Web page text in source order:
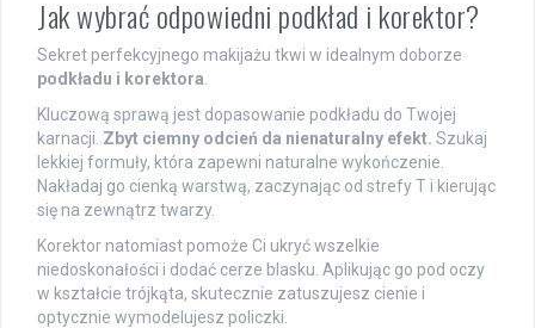
Jak wybrać odpowiedni podkład i korektor?
Sekret perfekcyjnego makijażu tkwi w idealnym doborze
podkładu i korektora
Kluczową sprawą jest dopasowanie podkładu do Twojej
karnacji. Zbyt ciemny odcień da nienaturalny efekt. Szukaj
lekkiej formuły, która zapewni naturalne wykończenie.
Nakładaj go cienką warstwą, zaczynając od strefy T i kierując
się na zewnątrz twarzy.
Korektor natomiast pomoże Ci ukryć wszelkie
niedoskonałości i dodać cerze blasku. Aplikując go pod oczy
w kształcie trójkąta, skutecznie zatuszujesz cienie i
optycznie wymodelujesz policzki.